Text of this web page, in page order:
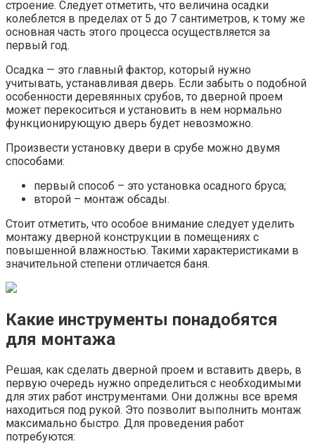
строение. Следует отметить, что величина осадки
колеблется в пределах от 5 до 7 сантиметров, к тому же
основная часть этого процесса осуществляется за
первый год.
Осадка — это главный фактор, который нужно
учитывать, устанавливая дверь. Если забыть о подобной
особенности деревянных срубов, то дверной проем
может перекоситься и установить в нем нормально
функционирующую дверь будет невозможно.
Произвести установку двери в срубе можно двумя
способами:
первый способ – это установка осадного бруса;
второй – монтаж обсады.
Стоит отметить, что особое внимание следует уделить
монтажу дверной конструкции в помещениях с
повышенной влажностью. Такими характеристиками в
значительной степени отличается баня.
Какие инструменты понадобятся
для монтажа
Решая, как сделать дверной проем и вставить дверь, в
первую очередь нужно определиться с необходимыми
для этих работ инструментами. Они должны все время
находиться под рукой. Это позволит выполнить монтаж
максимально быстро. Для проведения работ
потребуются: